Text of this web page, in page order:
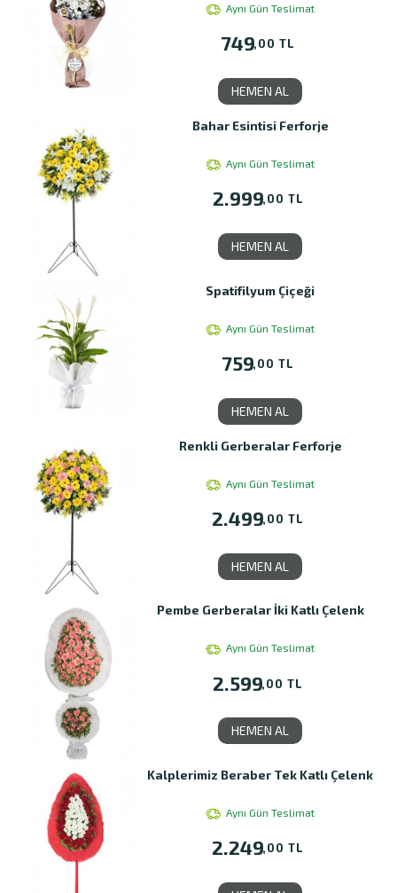
Aynı Gün Teslimat
749,00 TL
HEMEN AL
Bahar Esintisi Ferforje
Aynı Gün Teslimat
2.999,00 TL
HEMEN AL
Spatifilyum Çiçeği
Aynı Gün Teslimat
759,00 TL
HEMEN AL
Renkli Gerberalar Ferforje
Aynı Gün Teslimat
2.499,00 TL
HEMEN AL
Pembe Gerberalar İki Katlı Çelenk
Aynı Gün Teslimat
2.599,00 TL
HEMEN AL
Kalplerimiz Beraber Tek Katlı Çelenk
Aynı Gün Teslimat
2.249,00 TL